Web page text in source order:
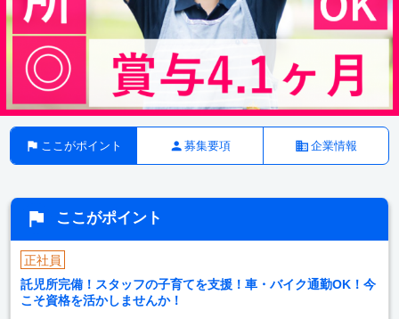
ここがポイント 募集要項 企業情報
ここがポイント
正社員
託児所完備！スタッフの子育てを支援！車・バイク通勤OK！今
こそ資格を活かしませんか！